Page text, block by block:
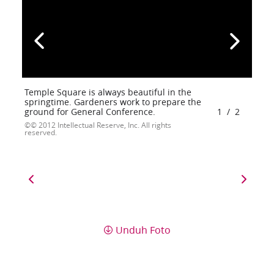
Temple Square is always beautiful in the
springtime. Gardeners work to prepare the
ground for General Conference.
© 2012 Intellectual Reserve, Inc. All rights
reserved.
1 / 2
Unduh Foto